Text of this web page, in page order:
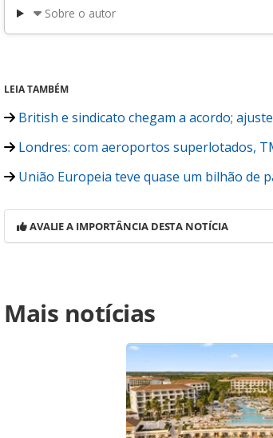
Sobre o autor
LEIA TAMBÉM
British e sindicato chegam a acordo;
Londres: com aeroportos superlotados,
União Europeia teve quase um bilhão de
AVALIE A IMPORTÂNCIA DESTA NOTÍCIA
https://www.panrotas.com.br/viagens-
oferecera-todas-as-suas-lojas-em-
oferecidas na página. Todo o conteúdo
pela legislação brasileira sobre direito
autorização da PANROTAS Editora
Mais notícias